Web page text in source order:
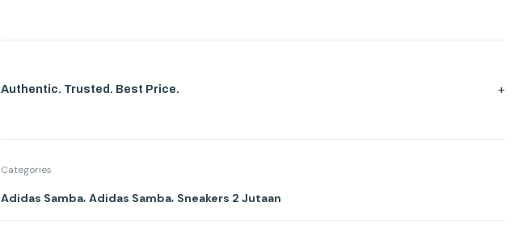
Authentic. Trusted. Best Price. +
Categories
Adidas Samba, Adidas Samba, Sneakers 2 Jutaan